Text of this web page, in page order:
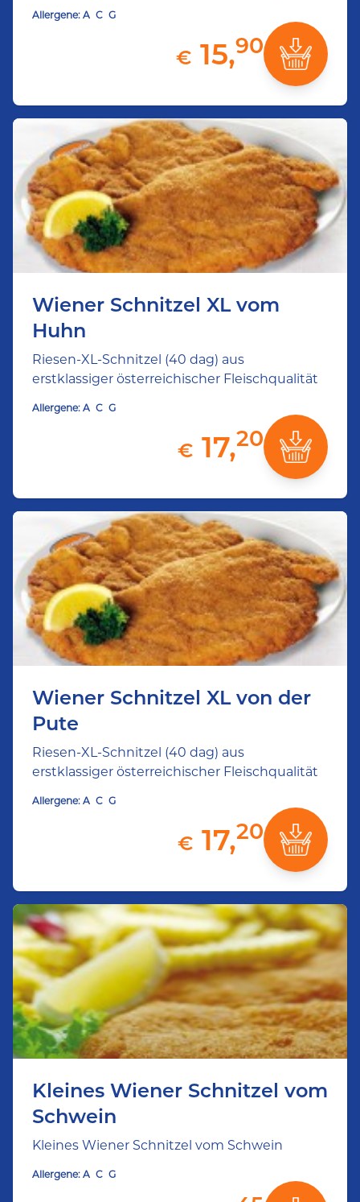
Allergene: A C G
€ 15,90
Wiener Schnitzel XL vom
Huhn
Riesen-XL-Schnitzel (40 dag) aus
erstklassiger österreichischer Fleischqualität
Allergene: A C G
€ 17,20
Wiener Schnitzel XL von der
Pute
Riesen-XL-Schnitzel (40 dag) aus
erstklassiger österreichischer Fleischqualität
Allergene: A C G
€ 17,20
Kleines Wiener Schnitzel vom
Schwein
Kleines Wiener Schnitzel vom Schwein
Allergene: A C G